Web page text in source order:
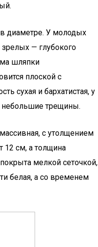
диаметре. У молодых
зрелых — глубокого
шляпки
плоской с
сухая и бархатистая, у
небольшие трещины.
с утолщением
12 см, а толщина
мелкой сеточкой,
белая, а со временем